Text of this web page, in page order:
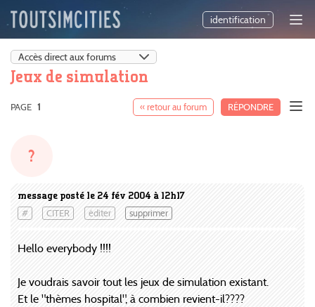
identification
Jeux de simulation
« retour au forum RÉPONDRE
PAGE 1
message posté le 24 fév 2004 à 12h17
# CITER éditer supprimer
?
Hello everybody !!!!
Je voudrais savoir tout les jeux de simulation existant.
Et le "thèmes hospital", à combien revient-il????